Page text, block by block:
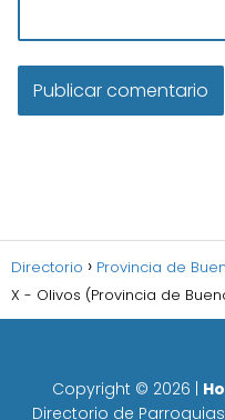
Directorio Provincia de
X - Olivos (Provincia de
Copyright © 2026
Directorio de